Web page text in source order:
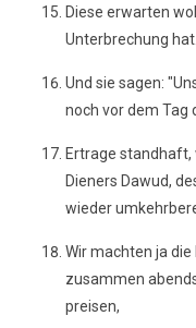
Diese erwarten
Unterbrechung hat.
Und sie sagen:
noch vor dem Tag
Ertrage standhaft,
Dieners Dawud,
wieder
Wir machten ja
zusammen
preisen,